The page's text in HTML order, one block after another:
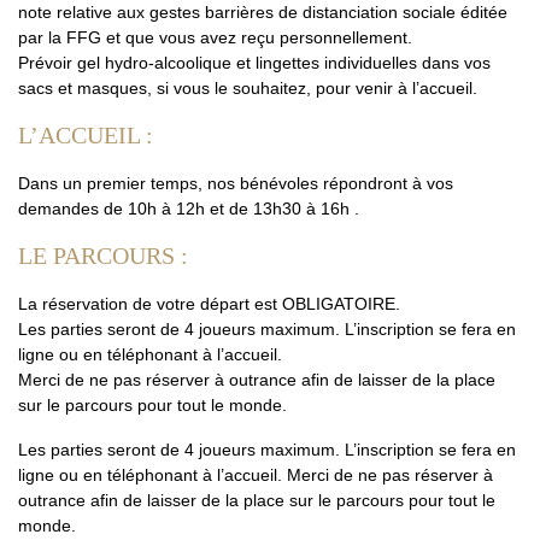
note relative aux gestes barrières de distanciation sociale éditée
par la FFG et que vous avez reçu personnellement.
Prévoir gel hydro-alcoolique et lingettes individuelles dans vos
sacs et masques, si vous le souhaitez, pour venir à l’accueil.
L’ACCUEIL :
Dans un premier temps, nos bénévoles répondront à vos
demandes de 10h à 12h et de 13h30 à 16h .
LE PARCOURS :
La réservation de votre départ est OBLIGATOIRE.
Les parties seront de 4 joueurs maximum. L’inscription se fera en
ligne ou en téléphonant à l’accueil.
Merci de ne pas réserver à outrance afin de laisser de la place
sur le parcours pour tout le monde.
Les parties seront de 4 joueurs maximum. L’inscription se fera en
ligne ou en téléphonant à l’accueil. Merci de ne pas réserver à
outrance afin de laisser de la place sur le parcours pour tout le
monde.